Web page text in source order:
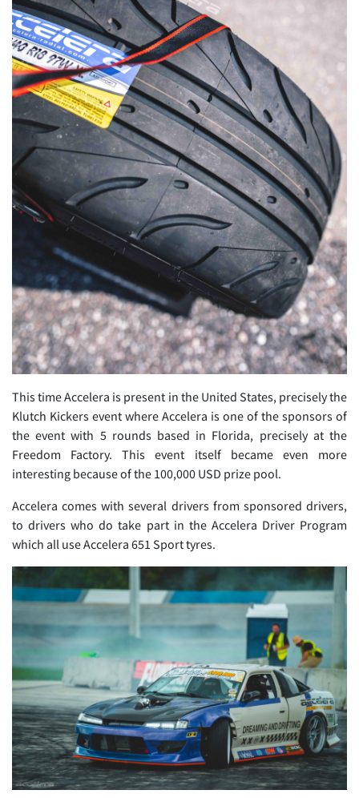
This time Accelera is present in the United States, precisely the
Klutch Kickers event where Accelera is one of the sponsors of
the event with 5 rounds based in Florida, precisely at the
Freedom Factory. This event itself became even more
interesting because of the 100,000 USD prize pool.
Accelera comes with several drivers from sponsored drivers,
to drivers who do take part in the Accelera Driver Program
which all use Accelera 651 Sport tyres.